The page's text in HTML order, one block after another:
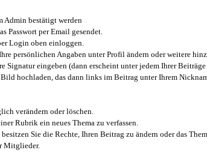
Admin bestätigt werden
Passwort per Email gesendet.
Login oben einloggen.
persönlichen Angaben unter Profil ändern oder weitere
Signatur eingeben (dann erscheint unter jedem Ihrer
hochladen, das dann links im Beitrag unter Ihrem
verändern oder löschen.
Rubrik ein neues Thema zu verfassen.
Sie die Rechte, Ihren Beitrag zu ändern oder das
Mitglieder.